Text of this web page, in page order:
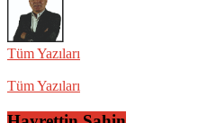
Tüm Yazıları
Tüm Yazıları